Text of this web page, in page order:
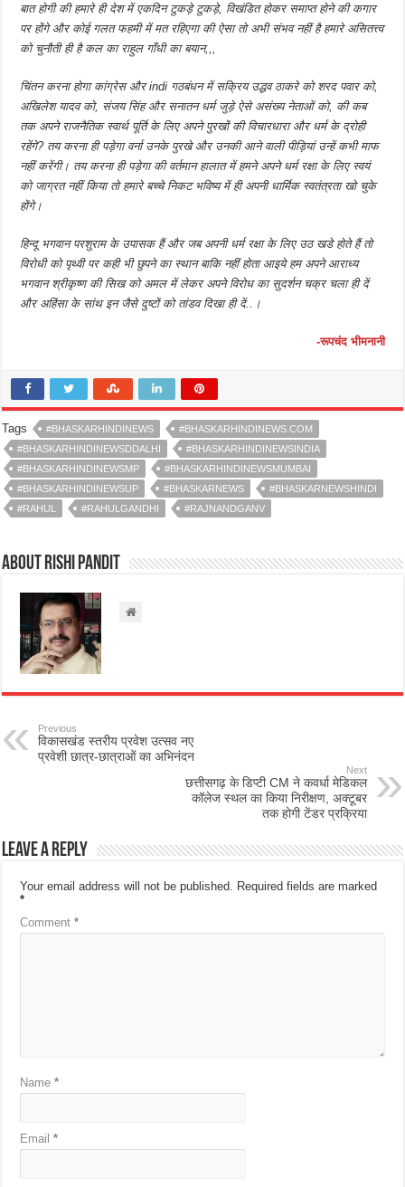
बात होगी की हमारे ही देश में एकदिन टुकड़े टुकड़े, विखंडित होकर समाप्त होने की कगार
पर होंगे और कोई गलत फहमी में मत रहिएगा की ऐसा तो अभी संभव नहीं है हमारे असितत्त्व
को चुनौती ही है कल का राहुल गाँधी का बयान,,,
चिंतन करना होगा कांग्रेस और indi गठबंधन में सक्रिय उद्धव ठाकरे को शरद पवार को,
अखिलेश यादव को, संजय सिंह और सनातन धर्म जुड़े ऐसे असंख्य नेताओं को, की कब
तक अपने राजनैतिक स्वार्थ पूर्ति के लिए अपने पुरखों की विचारधारा और धर्म के द्रोही
रहेंगे? तय करना ही पड़ेगा वर्ना उनके पुरखे और उनकी आने वाली पीड़ियां उन्हें कभी माफ
नहीं करेंगी। तय करना ही पड़ेगा की वर्तमान हालात में हमने अपने धर्म रक्षा के लिए स्वयं
को जाग्रत नहीं किया तो हमारे बच्चे निकट भविष्य में ही अपनी धार्मिक स्वतंत्रता खो चुके
होंगे।
हिन्दू भगवान परशुराम के उपासक हैं और जब अपनी धर्म रक्षा के लिए उठ खडे होते हैं तो
विरोधी को पृथ्वी पर कही भी छुपने का स्थान बाकि नहीं होता आइये हम अपने आराध्य
भगवान श्रीकृष्ण की सिख को अमल में लेकर अपने विरोध का सुदर्शन चक्र चला ही दें
और अहिंसा के सांथ इन जैसे दुष्टों को तांडव दिखा ही दें..।
-रूपचंद भीमनानी
Tags #BHASKARHINDINEWS
#BHASKARHINDINEWS.COM
#BHASKARHINDINEWSDDALHI
#BHASKARHINDINEWSINDIA
#BHASKARHINDINEWSMP
#BHASKARHINDINEWSMUMBAI
#BHASKARHINDINEWSUP
#BHASKARNEWS
#BHASKARNEWSHINDI
#RAHUL
#RAHULGANDHI #RAJNANDGANV
About rishi pandit
Previous
विकासखंड स्तरीय प्रवेश उत्सव नए
प्रवेशी छात्र-छात्राओं का अभिनंदन
Next
छत्तीसगढ़ के डिप्टी CM ने कवर्धा मेडिकल
कॉलेज स्थल का किया निरीक्षण, अक्टूबर
तक होगी टेंडर प्रक्रिया
Leave a Reply
Your email address will not be published.
Required fields are marked
*
Comment*
Name*
Email*